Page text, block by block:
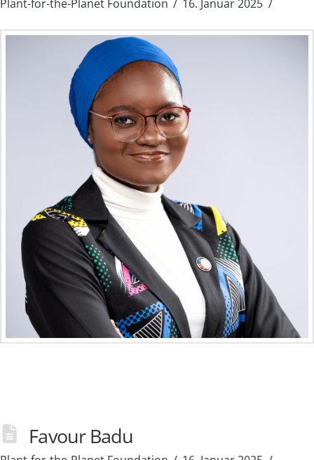
Plant-for-the-Planet Foundation 16. Januar 2025
Favour Badu